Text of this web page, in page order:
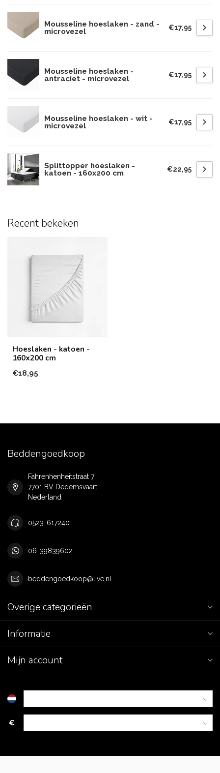
Mousseline hoeslaken - zand -
microvezel
€17,95
Mousseline hoeslaken -
antraciet - microvezel
€17,95
Mousseline hoeslaken - wit -
microvezel
€17,95
Splittopper hoeslaken -
katoen - 160x200 cm
€22,95
Recent bekeken
Hoeslaken - katoen -
160x200 cm
€18,95
Beddengoedkoop
Fahrenhenheitstraat 7
7701 BV Dedemsvaart
Nederland
0523-617240
06-39839602
beddengoedkoop@live.nl
Overige categorieën
Informatie
Mijn account
€